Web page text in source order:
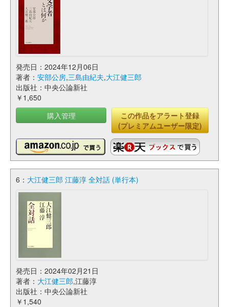
発売日：2024年12月06日
著者： 安部公房,三島由紀夫,大江健三郎
出版社：中央公論新社
￥1,650
購入管理
この作品をアラート登録
(プレミアムユーザー限定)
6： 大江健三郎 江藤淳 全対話 (単行本)
発売日：2024年02月21日
著者： 大江健三郎,江藤淳
出版社：中央公論新社
￥1,540